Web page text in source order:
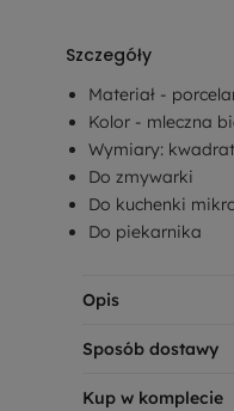
Szczegóły
Materiał -
Kolor - mleczna
Wymiary:
Do zmywarki
Do kuchenki
Do piekarnika
Opis
Sposób dostawy
Kup w komplecie